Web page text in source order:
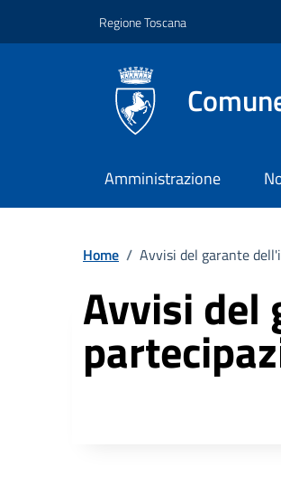
Regione Toscana
Amministrazione
Home / Avvisi del garante
Avvisi del